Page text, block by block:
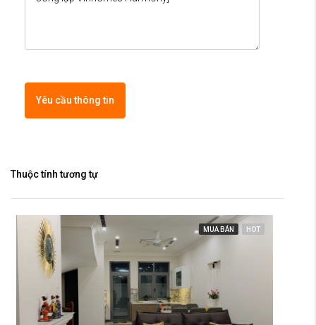
Yêu cầu thông tin
Thuộc tính tương tự
MUA BÁN HOT